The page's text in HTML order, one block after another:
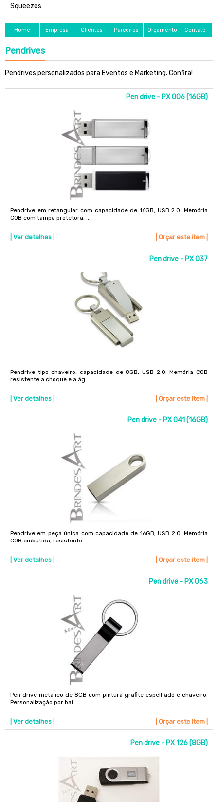
Squeezes
Home Empresa Clientes Parceiros Orçamento Contato
Pendrives
Pendrives personalizados para Eventos e Marketing. Confira!
Pen drive - PX 006 (16GB)
Pendrive em retangular com capacidade de 16GB, USB 2.0. Memória
COB com tampa protetora, ...
| Ver detalhes | | Orçar este item |
Pen drive - PX 037
Pendrive tipo chaveiro, capacidade de 8GB, USB 2.0. Memória COB
resistente a choque e a ág...
| Ver detalhes | | Orçar este item |
Pen drive - PX 041 (16GB)
Pendrive em peça única com capacidade de 16GB, USB 2.0. Memória
COB embutida, resistente ...
| Ver detalhes | | Orçar este item |
Pen drive - PX 063
Pen drive metálico de 8GB com pintura grafite espelhado e chaveiro.
Personalização por bai...
| Ver detalhes | | Orçar este item |
Pen drive - PX 126 (8GB)